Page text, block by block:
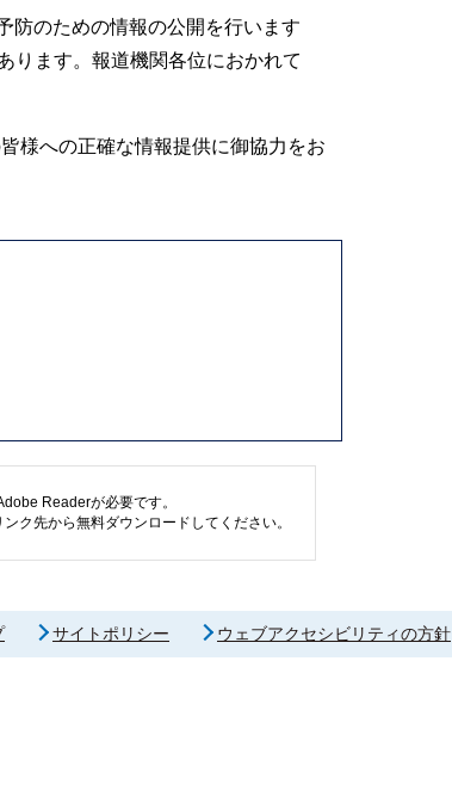
防のための情報の公開を行います
ります。報道機関各位におかれて
様への正確な情報提供に御協力をお
Readerが必要です。
ク先から無料ダウンロードしてください。
サイトポリシー ウェブアクセシビリティの方針